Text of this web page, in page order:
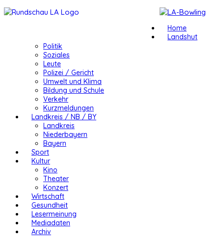
Home
Landshut
Politik
Soziales
Leute
Polizei / Gericht
Umwelt und Klima
Bildung und Schule
Verkehr
Kurzmeldungen
Landkreis / NB / BY
Landkreis
Niederbayern
Bayern
Sport
Kultur
Kino
Theater
Konzert
Wirtschaft
Gesundheit
Lesermeinung
Mediadaten
Archiv